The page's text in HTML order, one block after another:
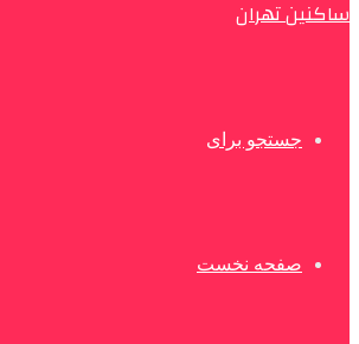
ساکنین تهران
جستجو برای
صفحه نخست